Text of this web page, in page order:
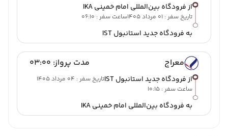
از فرودگاه بین‌المللی امام خمینی IKA
تاریخ سفر : 01 مرداد 1405 ساعت سفر : 06:10
به فرودگاه جدید استانبول IST
معراج مدت پرواز: 03:00
از فرودگاه جدید استانبول IST
تاریخ سفر : 04 مرداد 1405
ساعت سفر : 10:15
به فرودگاه بین‌المللی امام خمینی IKA